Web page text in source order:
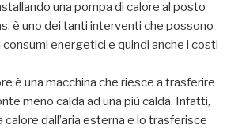
una pompa di calore al posto
è uno dei tanti interventi che possono
consumi energetici e quindi anche i costi
è una macchina che riesce a trasferire
meno calda ad una più calda. Infatti,
calore dall’aria esterna e lo trasferisce